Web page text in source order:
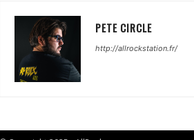
PETE CIRCLE
http://allrockstation.fr/